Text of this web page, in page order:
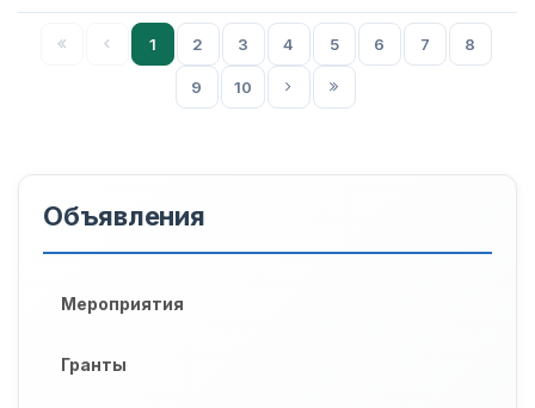
1 2 3 4 5 6 7 8
9 10
Объявления
Мероприятия
Гранты